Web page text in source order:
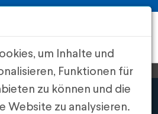
um Inhalte und
Funktionen für
zu können und die
Website zu analysieren.